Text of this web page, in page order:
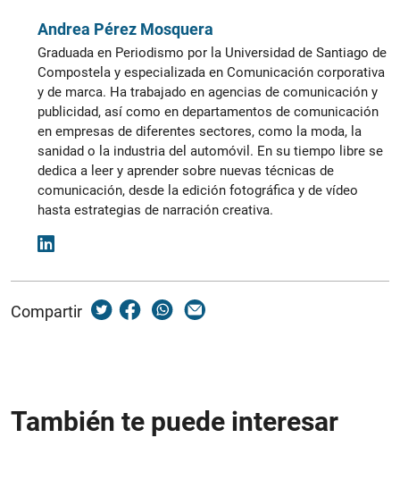
Andrea Pérez Mosquera
Graduada en Periodismo por la Universidad de Santiago de
Compostela y especializada en Comunicación corporativa
y de marca. Ha trabajado en agencias de comunicación y
publicidad, así como en departamentos de comunicación
en empresas de diferentes sectores, como la moda, la
sanidad o la industria del automóvil. En su tiempo libre se
dedica a leer y aprender sobre nuevas técnicas de
comunicación, desde la edición fotográfica y de vídeo
hasta estrategias de narración creativa.
Compartir
También te puede interesar